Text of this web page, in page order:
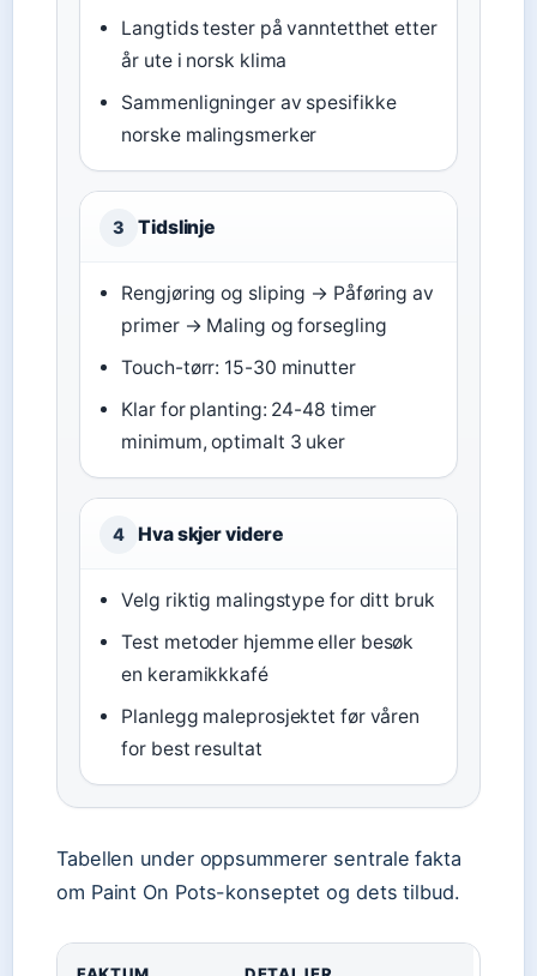
Langtids tester på vanntetthet etter
år ute i norsk klima
Sammenligninger av spesifikke
norske malingsmerker
3 Tidslinje
Rengjøring og sliping → Påføring av
primer → Maling og forsegling
Touch-tørr: 15-30 minutter
Klar for planting: 24-48 timer
minimum, optimalt 3 uker
4 Hva skjer videre
Velg riktig malingstype for ditt bruk
Test metoder hjemme eller besøk
en keramikkkafé
Planlegg maleprosjektet før våren
for best resultat
Tabellen under oppsummerer sentrale fakta
om Paint On Pots-konseptet og dets tilbud.